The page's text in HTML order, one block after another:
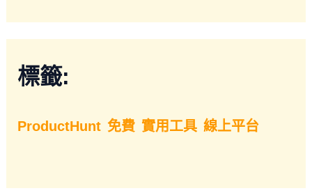
標籤:
ProductHunt 免費 實用工具 線上平台